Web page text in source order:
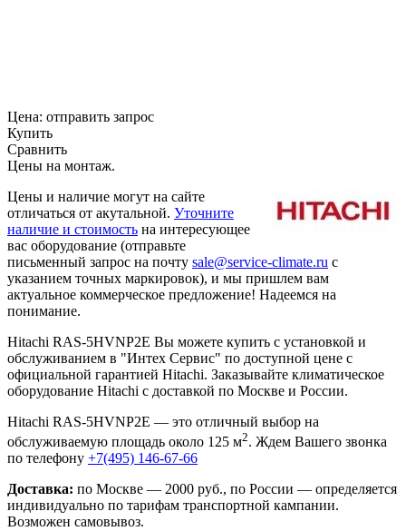
Цена: отправить запрос
Купить
Сравнить
Цены на монтаж.
Цены и наличие могут на сайте
отличаться от акутальной. Уточните
наличие и стоимость на интересующее
вас оборудование (отправьте
письменный запрос на почту sale@service-climate.ru с
указанием точных маркировок), и мы пришлем вам
актуальное коммерческое предложение! Надеемся на
понимание.
Hitachi RAS-5HVNP2E Вы можете купить с установкой и
обслуживанием в "Интех Сервис" по доступной цене с
официальной гарантией Hitachi. Заказывайте климатическое
оборудование Hitachi с доставкой по Москве и России.
Hitachi RAS-5HVNP2E — это отличный выбор на
обслуживаемую площадь около 125 м2. Ждем Вашего звонка
по телефону +7(495) 146-67-66
Доставка: по Москве — 2000 руб., по России — определяется
индивидуально по тарифам транспортной кампании.
Возможен самовывоз.